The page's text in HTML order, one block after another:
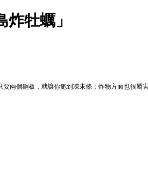
牡蠣」
兩個銅板，就讓你飽到凍末條；炸物方面也很厲